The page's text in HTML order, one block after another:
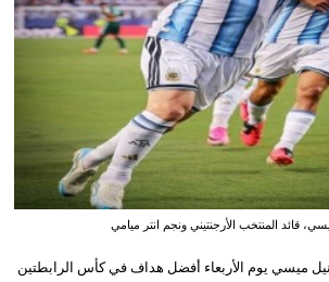
قائد المنتخب الأرجنتيني ونجم انتر ميامي
ميسي يوم الأربعاء أفضل هداف في كأس الرابطتين